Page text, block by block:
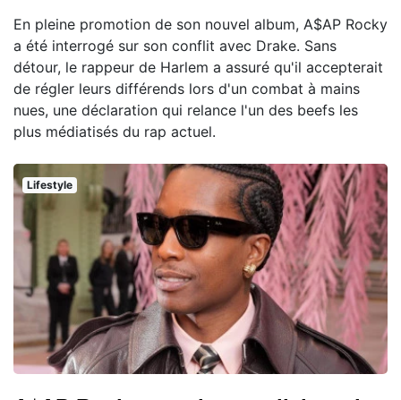
En pleine promotion de son nouvel album, A$AP Rocky
a été interrogé sur son conflit avec Drake. Sans
détour, le rappeur de Harlem a assuré qu'il accepterait
de régler leurs différends lors d'un combat à mains
nues, une déclaration qui relance l'un des beefs les
plus médiatisés du rap actuel.
Lifestyle